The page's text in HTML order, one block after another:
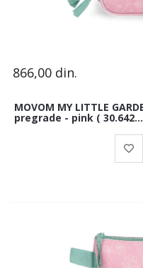
866,00 din.
MOVOM MY LITTLE
pregrade - pink ( 30.642...